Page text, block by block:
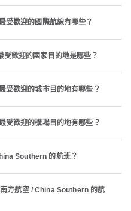
受歡迎的國際航線有哪些？
歡迎的國家目的地是哪些？
受歡迎的城市目的地有哪些？
受歡迎的機場目的地有哪些？
Southern 的航班？
方航空 / China Southern 的航